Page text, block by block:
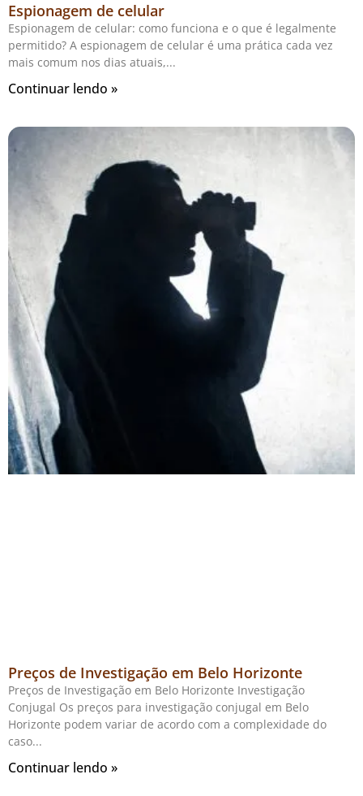
Espionagem de celular
Espionagem de celular: como funciona e o que é legalmente
permitido? A espionagem de celular é uma prática cada vez
mais comum nos dias atuais,
Continuar lendo »
Preços de Investigação em Belo Horizonte
Preços de Investigação em Belo Horizonte Investigação
Conjugal Os preços para investigação conjugal em Belo
Horizonte podem variar de acordo com a complexidade do
caso
Continuar lendo »